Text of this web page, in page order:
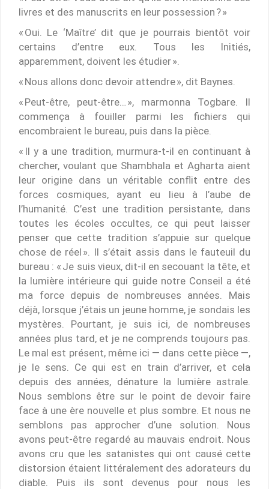
livres et des manuscrits en leur possession ? »
« Oui. Le ‘Maître’ dit que je pourrais bientôt voir
certains d’entre eux. Tous les Initiés,
apparemment, doivent les étudier ».
« Nous allons donc devoir attendre », dit Baynes.
« Peut-être, peut-être… », marmonna Togbare. Il
commença à fouiller parmi les fichiers qui
encombraient le bureau, puis dans la pièce.
« Il y a une tradition, murmura-t-il en continuant à
chercher, voulant que Shambhala et Agharta aient
leur origine dans un véritable conflit entre des
forces cosmiques, ayant eu lieu à l’aube de
l’humanité. C’est une tradition persistante, dans
toutes les écoles occultes, ce qui peut laisser
penser que cette tradition s’appuie sur quelque
chose de réel ». Il s’était assis dans le fauteuil du
bureau : « Je suis vieux, dit-il en secouant la tête, et
la lumière intérieure qui guide notre Conseil a été
ma force depuis de nombreuses années. Mais
déjà, lorsque j’étais un jeune homme, je sondais les
mystères. Pourtant, je suis ici, de nombreuses
années plus tard, et je ne comprends toujours pas.
Le mal est présent, même ici — dans cette pièce —,
je le sens. Ce qui est en train d’arriver, et cela
depuis des années, dénature la lumière astrale.
Nous semblons être sur le point de devoir faire
face à une ère nouvelle et plus sombre. Et nous ne
semblons pas approcher d’une solution. Nous
avons peut-être regardé au mauvais endroit. Nous
avons cru que les satanistes qui ont causé cette
distorsion étaient littéralement des adorateurs du
diable. Puis ils sont devenus pour nous les